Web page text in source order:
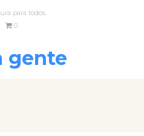
para todos
0
gente